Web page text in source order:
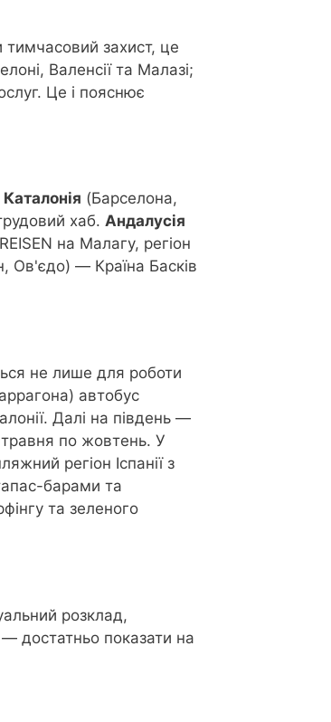
тимчасовий захист, це
Валенсії та Малазі;
Це і пояснює
Каталонія (Барселона,
хаб. Андалусія
на Малагу, регіон
Ов'єдо) — Країна Басків
не лише для роботи
автобус
Далі на південь —
по жовтень. У
регіон Іспанії з
барами та
та зеленого
розклад,
достатньо показати на